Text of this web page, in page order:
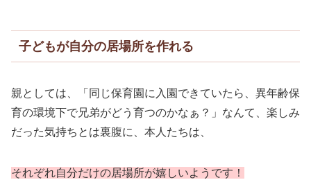
子どもが自分の居場所を作れる
親としては、「同じ保育園に入園できていたら、異年齢保
育の環境下で兄弟がどう育つのかなぁ？」なんて、楽しみ
だった気持ちとは裏腹に、本人たちは、
それぞれ自分だけの居場所が嬉しいようです！